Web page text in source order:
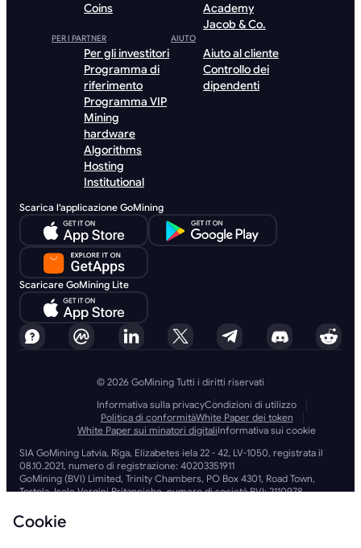
Coins
Academy
Jacob & Co.
PER I PARTNER
Per gli investitori
Programma di
riferimento
Programma VIP
Mining
hardware
Algorithms
Hosting
Institutional
AIUTO
Aiuto al cliente
Controllo dei
dipendenti
Scarica l'applicazione GoMining
Scaricare GoMining Lite
© 2026 GoMining Tutti i diritti riservati
Informativa sulla privacyCondizioni di utilizzo
Politica di conformitàWhite Paper dei token
White Paper sui minatori digitaliInformativa sui cookie
SIA GoMining Latvia, Rīga, Elizabetes iela 22 - 42, LV-1050, registrata il
08.10.2021, numero di registrazione: 40203351911
GoMining (BVI) Limited, Trinity Chambers, PO Box 4301, Road Town,
Tortola, Isole Vergini Britanniche, numero di società BVI: 2110978
Britanniche VG 1110
GoMining (Isole Vergini Britanniche) Limited, SIA GoMining Latvia e
Cookie